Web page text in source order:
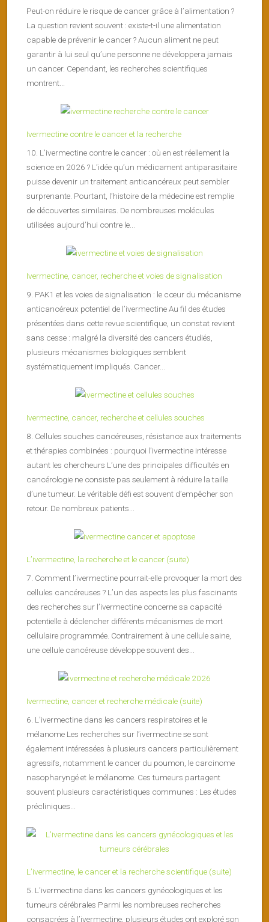
Peut-on réduire le risque de cancer grâce à l’alimentation ?
La question revient souvent : existe-t-il une alimentation
capable de prévenir le cancer ? Aucun aliment ne peut
garantir à lui seul qu’une personne ne développera jamais
un cancer. Cependant, les recherches scientifiques
montrent...
Ivermectine contre le cancer et la recherche
10. L’ivermectine contre le cancer : où en est réellement la
science en 2026 ? L’idée qu’un médicament antiparasitaire
puisse devenir un traitement anticancéreux peut sembler
surprenante. Pourtant, l’histoire de la médecine est remplie
de découvertes similaires. De nombreuses molécules
utilisées aujourd’hui contre le...
Ivermectine, cancer, recherche et voies de signalisation
9. PAK1 et les voies de signalisation : le cœur du mécanisme
anticancéreux potentiel de l’ivermectine Au fil des études
présentées dans cette revue scientifique, un constat revient
sans cesse : malgré la diversité des cancers étudiés,
plusieurs mécanismes biologiques semblent
systématiquement impliqués. Cancer...
Ivermectine, cancer, recherche et cellules souches
8. Cellules souches cancéreuses, résistance aux traitements
et thérapies combinées : pourquoi l’ivermectine intéresse
autant les chercheurs L’une des principales difficultés en
cancérologie ne consiste pas seulement à réduire la taille
d’une tumeur. Le véritable défi est souvent d’empêcher son
retour. De nombreux patients...
L’ivermectine, la recherche et le cancer (suite)
7. Comment l’ivermectine pourrait-elle provoquer la mort des
cellules cancéreuses ? L’un des aspects les plus fascinants
des recherches sur l’ivermectine concerne sa capacité
potentielle à déclencher différents mécanismes de mort
cellulaire programmée. Contrairement à une cellule saine,
une cellule cancéreuse développe souvent des...
Ivermectine, cancer et recherche médicale (suite)
6. L’ivermectine dans les cancers respiratoires et le
mélanome Les recherches sur l’ivermectine se sont
également intéressées à plusieurs cancers particulièrement
agressifs, notamment le cancer du poumon, le carcinome
nasopharyngé et le mélanome. Ces tumeurs partagent
souvent plusieurs caractéristiques communes : Les études
précliniques...
L’ivermectine, le cancer et la recherche scientifique (suite)
5. L’ivermectine dans les cancers gynécologiques et les
tumeurs cérébrales Parmi les nombreuses recherches
consacrées à l’ivermectine, plusieurs études ont exploré son